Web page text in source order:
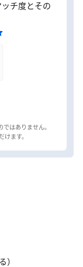
チ度とその
はありません。
）